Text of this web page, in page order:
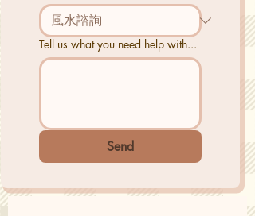
Tell us what you need help with...
Send